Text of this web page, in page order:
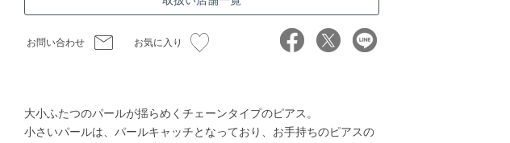
お問い合わせ お気に入り
大小ふたつのパールが揺らめくチェーンタイプのピアス。
小さいパールは、パールキャッチとなっており、お手持ちのピアスの